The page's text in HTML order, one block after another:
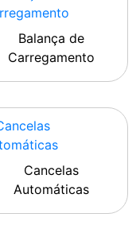
Balança de
Carregamento
Cancelas
Automáticas